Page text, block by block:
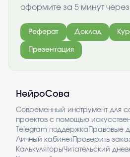
оформите за 5 минут
Реферат Доклад
Презентация
НейроСова
Современный инструмент для
проектов с помощью
Telegram поддержка Правовые
Личный кабинетПроверить
КалькуляторыЧитательский